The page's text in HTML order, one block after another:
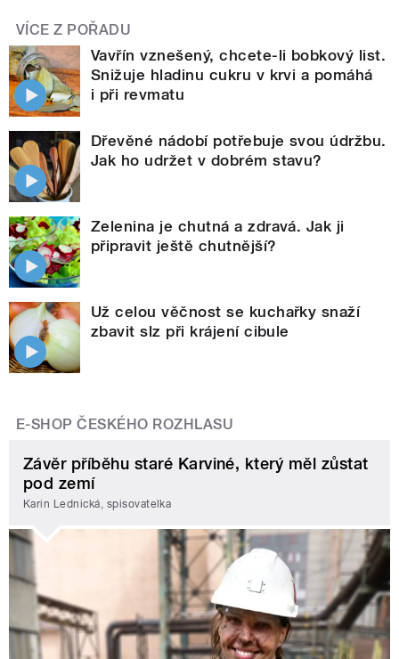
VÍCE Z POŘADU
Vavřín vznešený, chcete-li bobkový list.
Snižuje hladinu cukru v krvi a pomáhá
i při revmatu
Dřevěné nádobí potřebuje svou údržbu.
Jak ho udržet v dobrém stavu?
Zelenina je chutná a zdravá. Jak ji
připravit ještě chutnější?
Už celou věčnost se kuchařky snaží
zbavit slz při krájení cibule
E-SHOP ČESKÉHO ROZHLASU
Závěr příběhu staré Karviné, který měl zůstat
pod zemí
Karin Lednická, spisovatelka